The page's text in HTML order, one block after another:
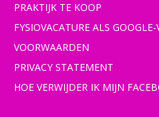
PRAKTIJK TE KOOP
FYSIOVACATURE ALS
VOORWAARDEN
PRIVACY STATEMENT
HOE VERWIJDER IK MIJN